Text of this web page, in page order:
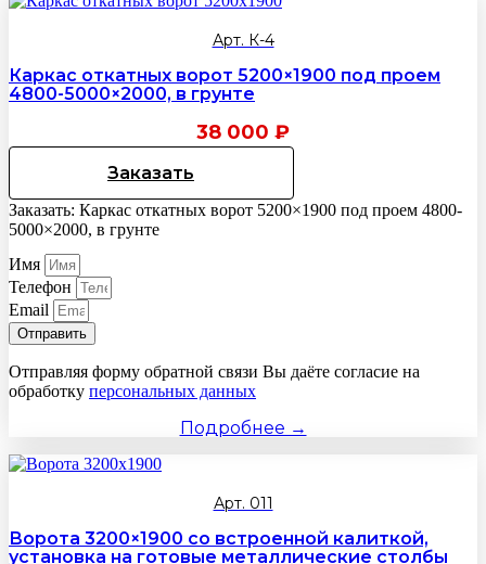
Арт. К-4
Каркас откатных ворот 5200×1900 под проем
4800-5000×2000, в грунте
38 000 ₽
Заказать
Заказать: Каркас откатных ворот 5200×1900 под проем 4800-
5000×2000, в грунте
Имя
Телефон
Email
Отправить
Отправляя форму обратной связи Вы даёте согласие на
обработку персональных данных
Подробнее →
Арт. 011
Ворота 3200×1900 со встроенной калиткой,
установка на готовые металлические столбы